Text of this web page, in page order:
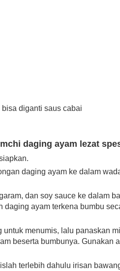
diganti saus cabai
daging ayam lezat
daging ayam ke dalam
dan soy sauce ke dalam
daging ayam terkena bumbu
menumis, lalu panaskan
beserta bumbunya. Gunakan
terlebih dahulu irisan